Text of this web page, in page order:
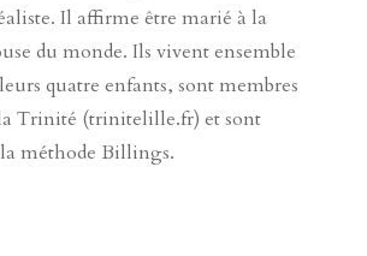
Il affirme être marié à la
du monde. Ils vivent ensemble
quatre enfants, sont membres
Trinité (trinitelille.fr) et sont
méthode Billings.